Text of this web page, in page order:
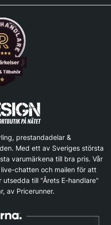
prestandadelar &
Med ett av Sveriges största
varumärkena till bra pris. Vår
chatten och mailen för att
till "Årets E-handlare"
av Pricerunner.